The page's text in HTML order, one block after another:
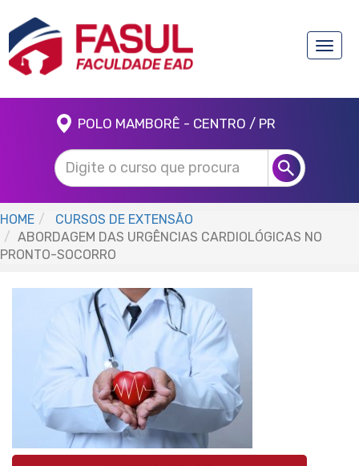
Toggle
POLO MAMBORÊ - CENTRO / PR
HOME
CURSOS DE EXTENSÃO
ABORDAGEM DAS URGÊNCIAS CARDIOLÓGICAS NO
PRONTO-SOCORRO